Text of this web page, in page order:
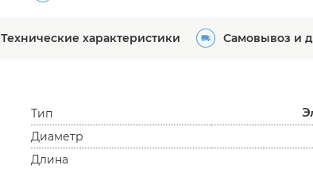
Технические характеристики Самовывоз и
Тип
Диаметр
Длина